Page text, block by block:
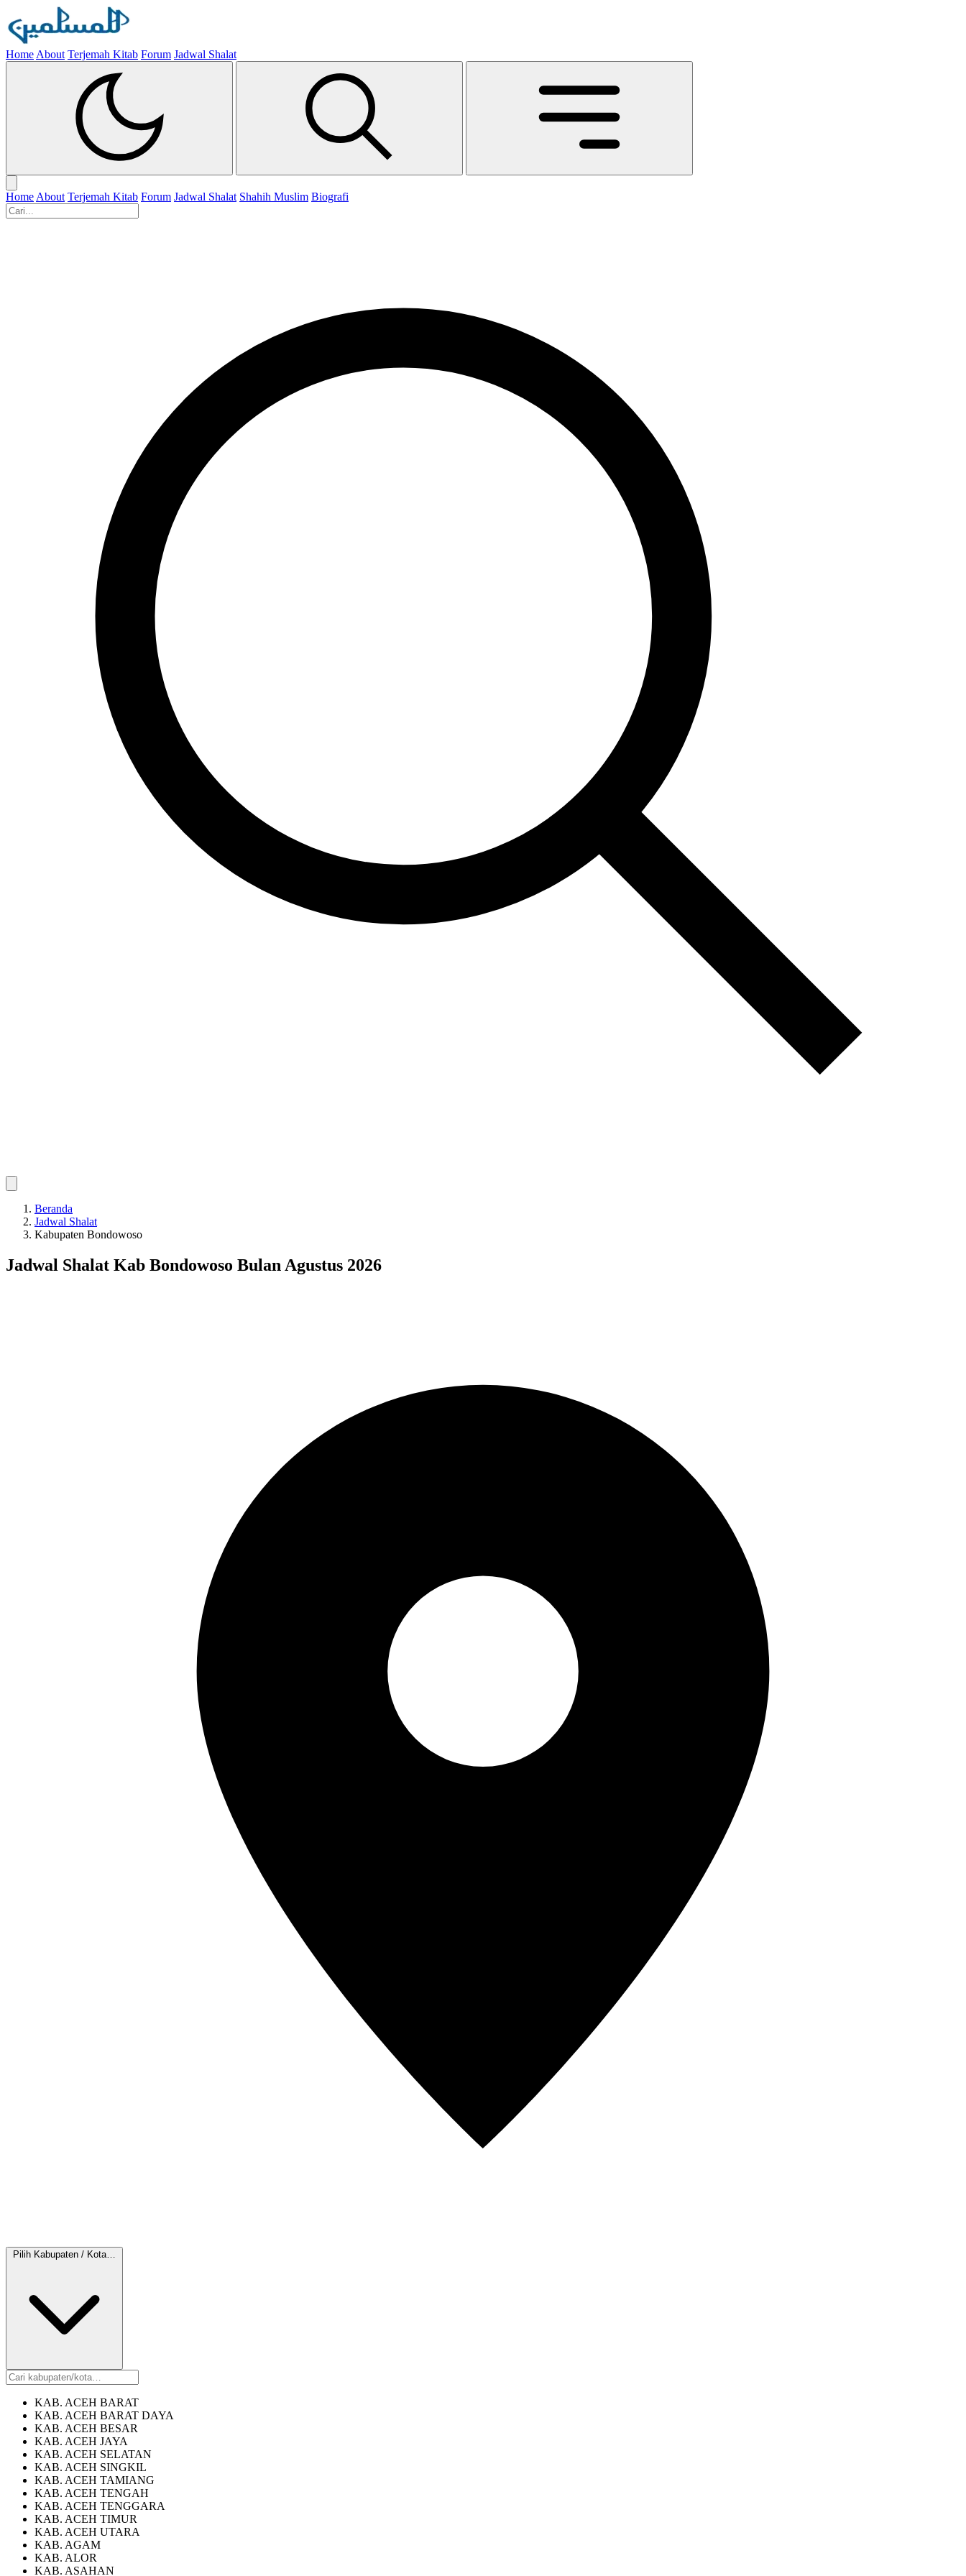
Home About Terjemah Kitab Forum Jadwal Shalat
Home About Terjemah Kitab Forum Jadwal Shalat Shahih Muslim Biografi
Beranda
Jadwal Shalat
Kabupaten Bondowoso
Jadwal Shalat Kab Bondowoso Bulan Agustus 2026
Pilih Kabupaten / Kota…
KAB. ACEH BARAT
KAB. ACEH BARAT DAYA
KAB. ACEH BESAR
KAB. ACEH JAYA
KAB. ACEH SELATAN
KAB. ACEH SINGKIL
KAB. ACEH TAMIANG
KAB. ACEH TENGAH
KAB. ACEH TENGGARA
KAB. ACEH TIMUR
KAB. ACEH UTARA
KAB. AGAM
KAB. ALOR
KAB. ASAHAN